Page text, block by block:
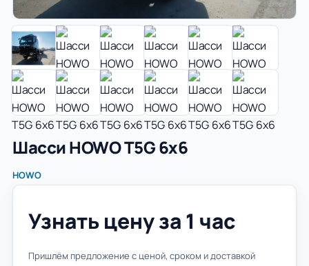
Шасси HOWO T5G 6x6
HOWO
Узнать цену за 1 час
Пришлём предложение с ценой, сроком и доставкой